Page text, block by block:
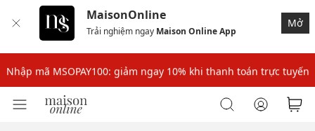
MaisonOnline
Trải nghiệm ngay Maison Online App
Mở
Nhập mã: MSOXINCHAO - Giảm 10% đơn đầu cho thành viên mới!
Nhập mã MSOPAY100: giảm ngay 10% khi thanh toán trực tuyến
Nhập mã: MSOXINCHAO - Giảm 10% đơn đầu cho thành viên mới!